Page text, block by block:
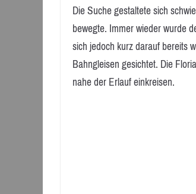
Die Suche gestaltete sich
bewegte. Immer wieder wurde
sich jedoch kurz darauf bereits
Bahngleisen gesichtet. Die
nahe der Erlauf einkreisen.